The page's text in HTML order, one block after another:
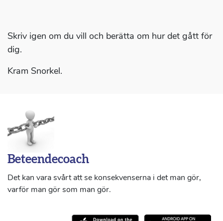
Skriv igen om du vill och berätta om hur det gått för
dig.
Kram Snorkel.
Beteendecoach
Det kan vara svårt att se konsekvenserna i det man gör,
varför man gör som man gör.